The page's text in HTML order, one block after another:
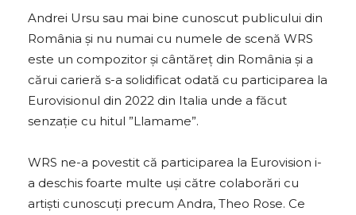
Andrei Ursu sau mai bine cunoscut publicului din
România și nu numai cu numele de scenă WRS
este un compozitor și cântăreț din România și a
cărui carieră s-a solidificat odată cu participarea la
Eurovisionul din 2022 din Italia unde a făcut
senzație cu hitul ”Llamame”.
WRS ne-a povestit că participarea la Eurovision i-
a deschis foarte multe uși către colaborări cu
artiști cunoscuți precum Andra, Theo Rose. Ce